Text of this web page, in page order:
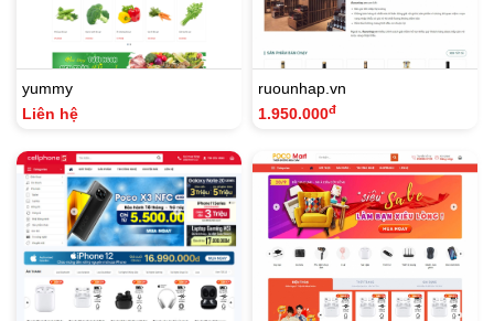
yummy
Liên hệ
ruounhap.vn
1.950.000đ